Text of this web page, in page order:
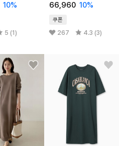
10%
5 (1)
빅사이즈
66,960 10%
쿠폰
267 4.3 (3)